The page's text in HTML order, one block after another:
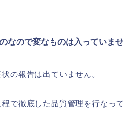
なので変なものは入っていませ
の報告は出ていません。
で徹底した品質管理を行なって